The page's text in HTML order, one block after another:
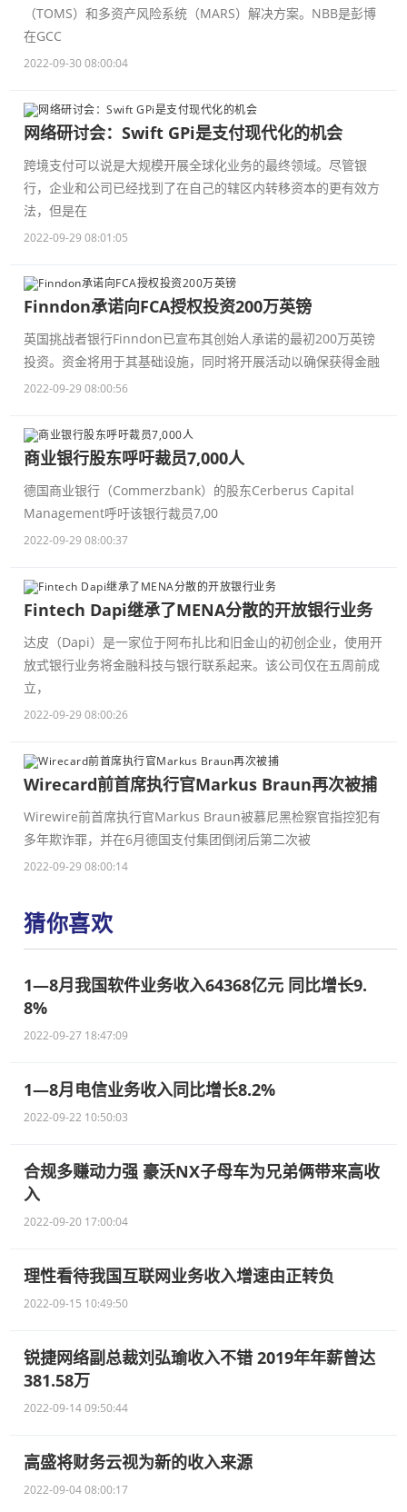
（TOMS）和多资产风险系统（MARS）解决方案。NBB是彭博
在GCC
2022-09-30 08:00:04
网络研讨会：Swift GPi是支付现代化的机会
跨境支付可以说是大规模开展全球化业务的最终领域。尽管银
行，企业和公司已经找到了在自己的辖区内转移资本的更有效方
法，但是在
2022-09-29 08:01:05
Finndon承诺向FCA授权投资200万英镑
英国挑战者银行Finndon已宣布其创始人承诺的最初200万英镑
投资。资金将用于其基础设施，同时将开展活动以确保获得金融
2022-09-29 08:00:56
商业银行股东呼吁裁员7,000人
德国商业银行（Commerzbank）的股东Cerberus Capital
Management呼吁该银行裁员7,00
2022-09-29 08:00:37
Fintech Dapi继承了MENA分散的开放银行业务
达皮（Dapi）是一家位于阿布扎比和旧金山的初创企业，使用开
放式银行业务将金融科技与银行联系起来。该公司仅在五周前成
立，
2022-09-29 08:00:26
Wirecard前首席执行官Markus Braun再次被捕
Wirewire前首席执行官Markus Braun被慕尼黑检察官指控犯有
多年欺诈罪，并在6月德国支付集团倒闭后第二次被
2022-09-29 08:00:14
猜你喜欢
1—8月我国软件业务收入64368亿元 同比增长9.
8%
2022-09-27 18:47:09
1—8月电信业务收入同比增长8.2%
2022-09-22 10:50:03
合规多赚动力强 豪沃NX子母车为兄弟俩带来高收
入
2022-09-20 17:00:04
理性看待我国互联网业务收入增速由正转负
2022-09-15 10:49:50
锐捷网络副总裁刘弘瑜收入不错 2019年年薪曾达
381.58万
2022-09-14 09:50:44
高盛将财务云视为新的收入来源
2022-09-04 08:00:17